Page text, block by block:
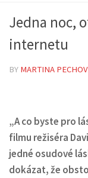
Jedna noc,
internetu
BY MARTINA
„A co byste pro
filmu režiséra
jedné osudové
dokázat, že